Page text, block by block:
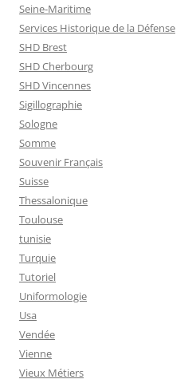
Seine-Maritime
Services Historique de la Défense
SHD Brest
SHD Cherbourg
SHD Vincennes
Sigillographie
Sologne
Somme
Souvenir Français
Suisse
Thessalonique
Toulouse
tunisie
Turquie
Tutoriel
Uniformologie
Usa
Vendée
Vienne
Vieux Métiers